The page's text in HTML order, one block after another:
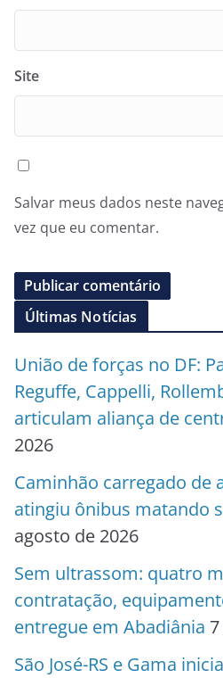
Site
Salvar meus dados neste
vez que eu comentar.
Últimas Notícias
União de forças no DF:
Reguffe, Cappelli,
articulam aliança de
2026
Caminhão carregado de
atingiu ônibus matando
agosto de 2026
Sem ultrassom: quatro
contratação,
entregue em Abadiânia
São José-RS e Gama